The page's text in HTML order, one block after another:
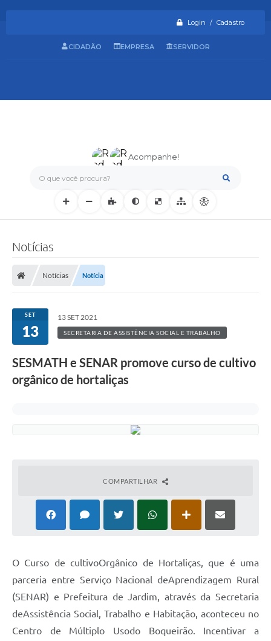
Login / Cadastro
O que você procura?
Acompanhe!
CIDADÃO EMPRESA SERVIDOR
Notícias
Notícias Notícia
SET
13
13 SET 2021
SECRETARIA DE ASSISTÊNCIA SOCIAL E TRABALHO
SESMATH e SENAR promove curso de cultivo
orgânico de hortaliças
COMPARTILHAR
O Curso de cultivoOrgânico de Hortaliças, que é uma
parceria entre Serviço Nacional deAprendizagem Rural
(SENAR) e Prefeitura de Jardim, através da Secretaria
deAssistência Social, Trabalho e Habitação, aconteceu no
Centro de Múltiplo Usodo Boqueirão. Incentivar a